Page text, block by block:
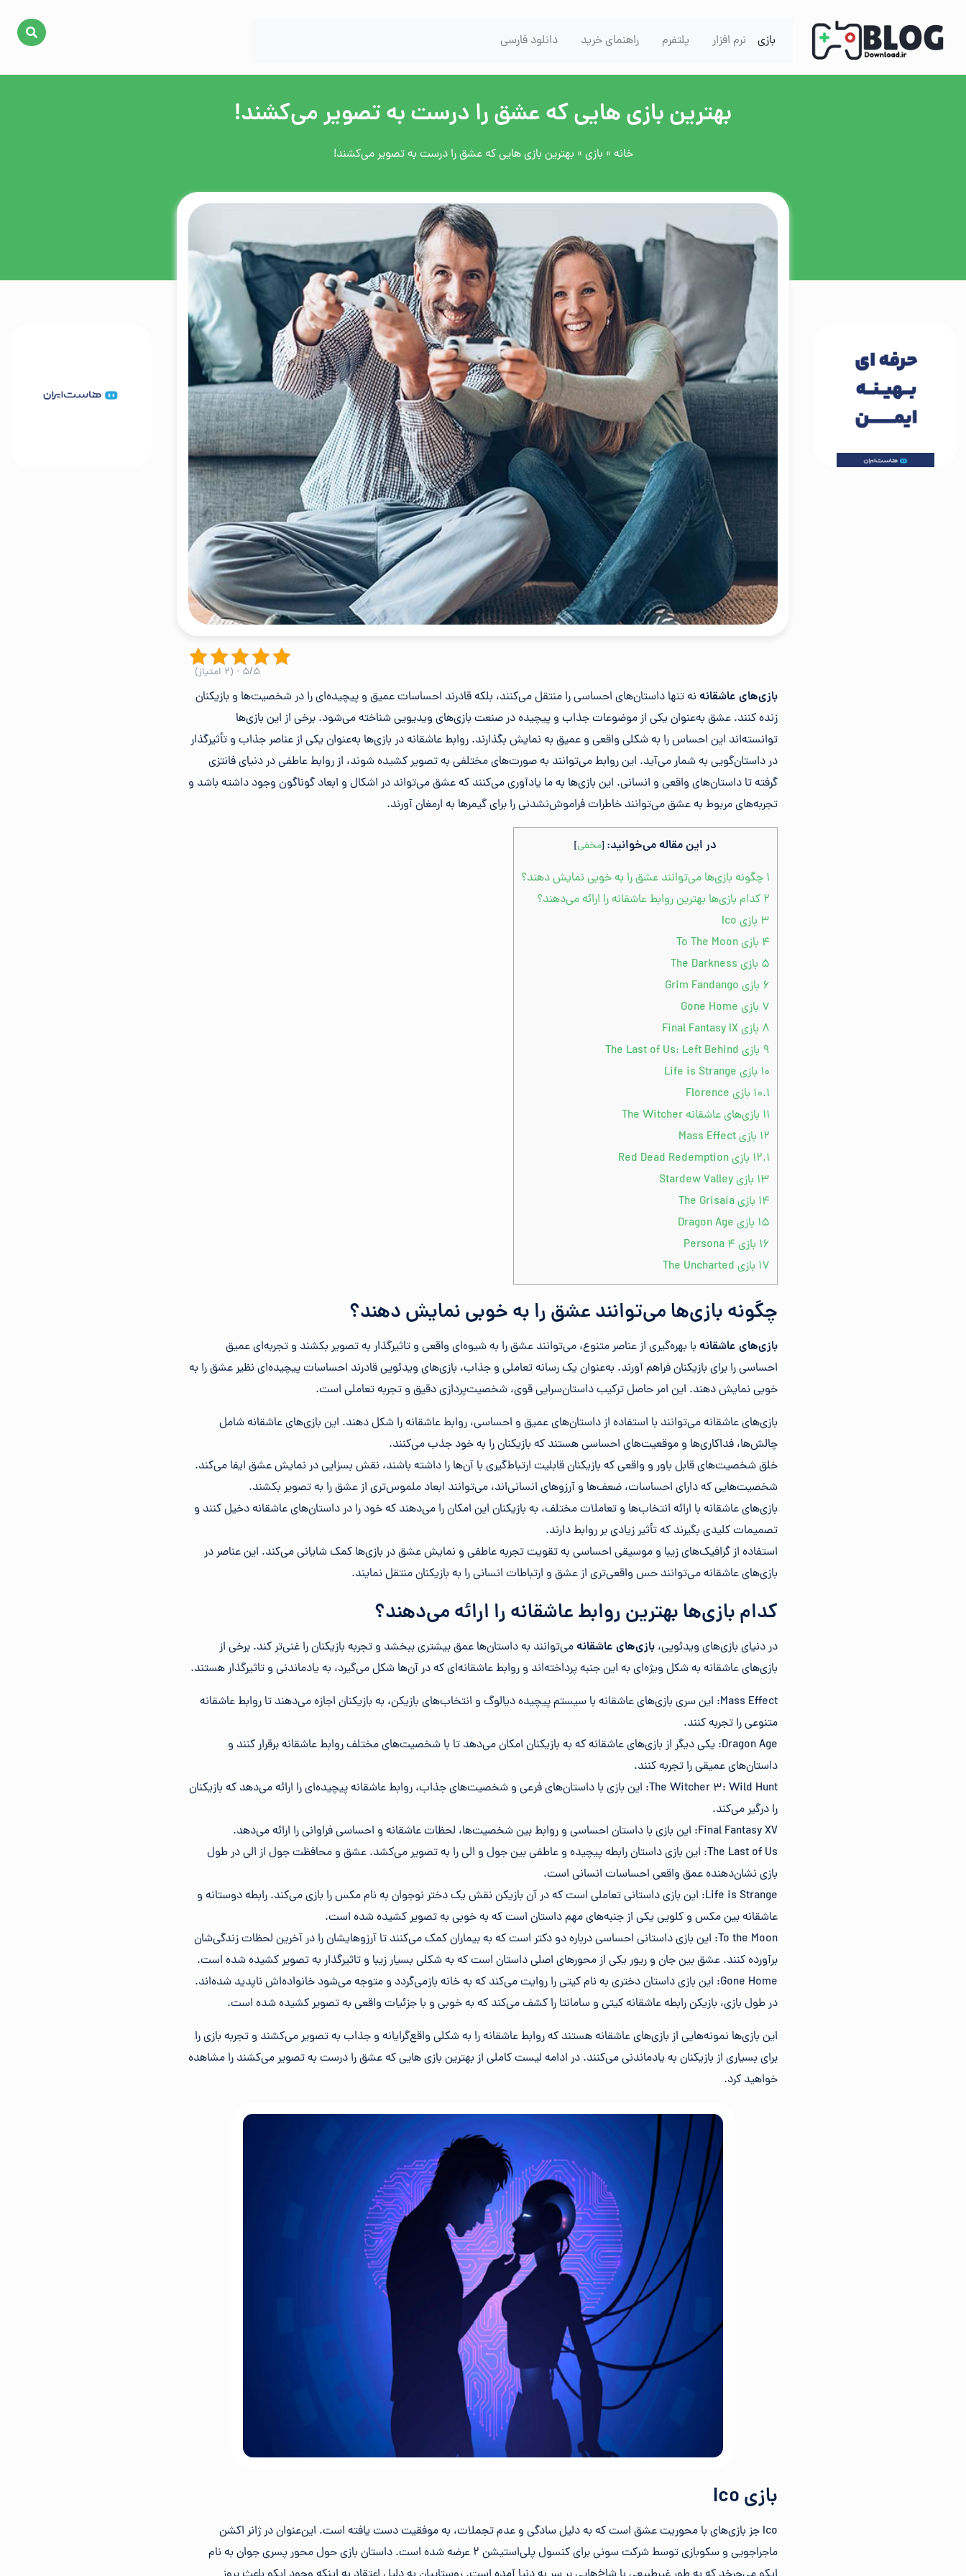
بازی
نرم افزار پلتفرم راهنمای خرید دانلود فارسی
بهترین بازی هایی که عشق را درست به تصویر می‌کشند!
خانه » بازی » بهترین بازی هایی که عشق را درست به تصویر می‌کشند!
۵/۵ - (۲ امتیاز)
بازی‌های عاشقانه نه تنها داستان‌های احساسی را منتقل می‌کنند، بلکه قادرند احساسات عمیق و پیچیده‌ای را در شخصیت‌ها و بازیکنان
زنده کنند. عشق به‌عنوان یکی از موضوعات جذاب و پیچیده در صنعت بازی‌های ویدیویی شناخته می‌شود. برخی از این بازی‌ها
توانسته‌اند این احساس را به شکلی واقعی و عمیق به نمایش بگذارند. روابط عاشقانه در بازی‌ها به‌عنوان یکی از عناصر جذاب و تأثیرگذار
در داستان‌گویی به شمار می‌آید. این روابط می‌توانند به صورت‌های مختلفی به تصویر کشیده شوند، از روابط عاطفی در دنیای فانتزی
گرفته تا داستان‌های واقعی و انسانی. این بازی‌ها به ما یادآوری می‌کنند که عشق می‌تواند در اشکال و ابعاد گوناگون وجود داشته باشد و
تجربه‌های مربوط به عشق می‌توانند خاطرات فراموش‌نشدنی را برای گیمرها به ارمغان آورند.
در این مقاله می‌خوانید: [مخفی]
۱ چگونه بازی‌ها می‌توانند عشق را به خوبی نمایش دهند؟
۲ کدام بازی‌ها بهترین روابط عاشقانه را ارائه می‌دهند؟
۳ بازی Ico
۴ بازی To The Moon
۵ بازی The Darkness
۶ بازی Grim Fandango
۷ بازی Gone Home
۸ بازی Final Fantasy IX
۹ بازی The Last of Us: Left Behind
۱۰ بازی Life is Strange
۱۰.۱ بازی Florence
۱۱ بازی‌های عاشقانه The Witcher
۱۲ بازی Mass Effect
۱۲.۱ بازی Red Dead Redemption
۱۳ بازی Stardew Valley
۱۴ بازی The Grisaia
۱۵ بازی Dragon Age
۱۶ بازی Persona 4
۱۷ بازی The Uncharted
چگونه بازی‌ها می‌توانند عشق را به خوبی نمایش دهند؟
بازی‌های عاشقانه با بهره‌گیری از عناصر متنوع، می‌توانند عشق را به شیوه‌ای واقعی و تاثیرگذار به تصویر بکشند و تجربه‌ای عمیق
احساسی را برای بازیکنان فراهم آورند. به‌عنوان یک رسانه تعاملی و جذاب، بازی‌های ویدئویی قادرند احساسات پیچیده‌ای نظیر عشق را به
خوبی نمایش دهند. این امر حاصل ترکیب داستان‌سرایی قوی، شخصیت‌پردازی دقیق و تجربه تعاملی است.
بازی‌های عاشقانه می‌توانند با استفاده از داستان‌های عمیق و احساسی، روابط عاشقانه را شکل دهند. این بازی‌های عاشقانه شامل
چالش‌ها، فداکاری‌ها و موقعیت‌های احساسی هستند که بازیکنان را به خود جذب می‌کنند.
خلق شخصیت‌های قابل باور و واقعی که بازیکنان قابلیت ارتباط‌گیری با آن‌ها را داشته باشند، نقش بسزایی در نمایش عشق ایفا می‌کند.
شخصیت‌هایی که دارای احساسات، ضعف‌ها و آرزوهای انسانی‌اند، می‌توانند ابعاد ملموس‌تری از عشق را به تصویر بکشند.
بازی‌های عاشقانه با ارائه انتخاب‌ها و تعاملات مختلف، به بازیکنان این امکان را می‌دهند که خود را در داستان‌های عاشقانه دخیل کنند و
تصمیمات کلیدی بگیرند که تأثیر زیادی بر روابط دارند.
استفاده از گرافیک‌های زیبا و موسیقی احساسی به تقویت تجربه عاطفی و نمایش عشق در بازی‌ها کمک شایانی می‌کند. این عناصر در
بازی‌های عاشقانه می‌توانند حس واقعی‌تری از عشق و ارتباطات انسانی را به بازیکنان منتقل نمایند.
کدام بازی‌ها بهترین روابط عاشقانه را ارائه می‌دهند؟
در دنیای بازی‌های ویدئویی، بازی‌های عاشقانهمی‌توانند به داستان‌ها عمق بیشتری ببخشد و تجربه بازیکنان را غنی‌تر کند. برخی از
بازی‌های عاشقانه به شکل ویژه‌ای به این جنبه پرداخته‌اند و روابط عاشقانه‌ای که در آن‌ها شکل می‌گیرد، به یادماندنی و تاثیرگذار هستند.
Mass Effect: این سری بازی‌های عاشقانه با سیستم پیچیده دیالوگ و انتخاب‌های بازیکن، به بازیکنان اجازه می‌دهند تا روابط عاشقانه
متنوعی را تجربه کنند.
Dragon Age: یکی دیگر از بازی‌های عاشقانه که به بازیکنان امکان می‌دهد تا با شخصیت‌های مختلف روابط عاشقانه برقرار کنند و
داستان‌های عمیقی را تجربه کنند.
The Witcher ۳: Wild Hunt: این بازی با داستان‌های فرعی و شخصیت‌های جذاب، روابط عاشقانه پیچیده‌ای را ارائه می‌دهد که بازیکنان
را درگیر می‌کند.
Final Fantasy XV: این بازی با داستان احساسی و روابط بین شخصیت‌ها، لحظات عاشقانه و احساسی فراوانی را ارائه می‌دهد.
The Last of Us: این بازی داستان رابطه پیچیده و عاطفی بین جول و الی را به تصویر می‌کشد. عشق و محافظت جول از الی در طول
بازی نشان‌دهنده عمق واقعی احساسات انسانی است.
Life is Strange: این بازی داستانی تعاملی است که در آن بازیکن نقش یک دختر نوجوان به نام مکس را بازی می‌کند. رابطه دوستانه و
عاشقانه بین مکس و کلویی یکی از جنبه‌های مهم داستان است که به خوبی به تصویر کشیده‌ شده‌ است.
To the Moon: این بازی داستانی احساسی درباره دو دکتر است که به بیماران کمک می‌کنند تا آرزوهایشان را در آخرین لحظات زندگی‌شان
برآورده کنند. عشق بین جان و ریور یکی از محورهای اصلی داستان است که به شکلی بسیار زیبا و تاثیرگذار به تصویر کشیده‌ شده‌ است.
Gone Home: این بازی داستان دختری به نام کیتی را روایت می‌کند که به خانه بازمی‌گردد و متوجه می‌شود خانواده‌اش ناپدید شده‌اند.
در طول بازی، بازیکن رابطه عاشقانه کیتی و سامانتا را کشف می‌کند که به خوبی و با جزئیات واقعی به تصویر کشیده‌ شده‌ است.
این بازی‌ها نمونه‌هایی از بازی‌های عاشقانه هستند که روابط عاشقانه را به شکلی واقع‌گرایانه و جذاب به تصویر می‌کشند و تجربه بازی را
برای بسیاری از بازیکنان به یادماندنی می‌کنند. در ادامه لیست کاملی از بهترین بازی هایی که عشق را درست به تصویر می‌کشند را مشاهده
خواهید کرد.
بازی Ico
Ico جز بازی‌های با محوریت عشق است که به دلیل سادگی و عدم تجملات، به موفقیت دست یافته است. این‌عنوان در ژانر اکشن
ماجراجویی و سکوبازی توسط شرکت سونی برای کنسول پلی‌استیشن 2 عرضه شده است. داستان بازی حول محور پسری جوان به نام